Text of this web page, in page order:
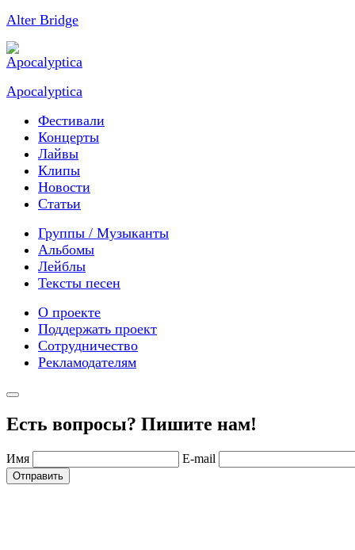
Alter Bridge
Apocalyptica
Фестивали
Концерты
Лайвы
Клипы
Новости
Статьи
Группы / Музыканты
Альбомы
Лейблы
Тексты песен
О проекте
Поддержать проект
Сотрудничество
Рекламодателям
Есть вопросы? Пишите нам!
Имя E-mail